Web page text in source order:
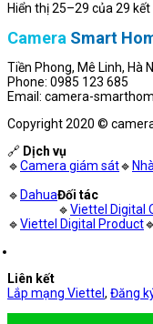
Hiển thị 25–29 của 29 kết
Camera Smart
Tiền Phong, Mê Linh, Hà
Phone: 0985 123 685
Email: camera-
Copyright 2020 ©
🔗 Dịch vụ
🔹Camera giám sát🔹
🔹 DahuaĐối tác
🔹Viettel Digital
🔹Viettel Digital Product🔹
Liên kết
Lắp mạng Viettel , Đăng